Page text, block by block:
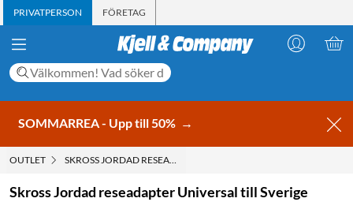
PRIVATPERSON FÖRETAG
SOMMARREA - Upp till 50% →
OUTLET SKROSS JORDAD RESEADAPTER UNIVERSAL TILL SVERIGE
Skross Jordad reseadapter Universal till Sverige